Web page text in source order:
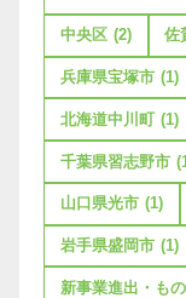
中央区 (2) 佐
兵庫県宝塚市 (1)
北海道中川町 (1)
千葉県習志野市
山口県光市 (1)
岩手県盛岡市 (1)
新事業進出・も